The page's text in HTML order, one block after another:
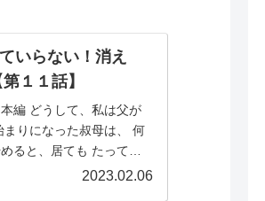
いらない！消え
１１話】
編 どうして、私は父が
りになった叔母は、 何
ると、居ても たっても
2023.02.06